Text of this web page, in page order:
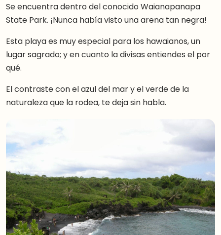
Se encuentra dentro del conocido Waianapanapa
State Park. ¡Nunca había visto una arena tan negra!
Esta playa es muy especial para los hawaianos, un
lugar sagrado; y en cuanto la divisas entiendes el por
qué.
El contraste con el azul del mar y el verde de la
naturaleza que la rodea, te deja sin habla.